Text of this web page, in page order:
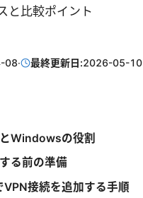
と比較ポイント
08· 最終更新日:2026-05-10
Windowsの役割
る前の準備
接続を追加する手順